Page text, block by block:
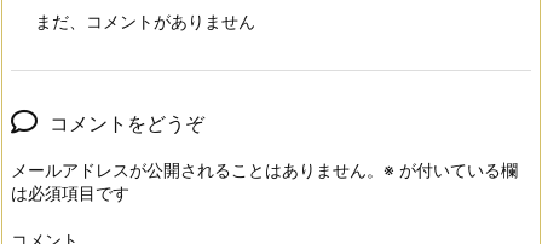
まだ、コメントがありません
コメントをどうぞ
メールアドレスが公開されることはありません。 ※ が付いている欄
は必須項目です
コメント